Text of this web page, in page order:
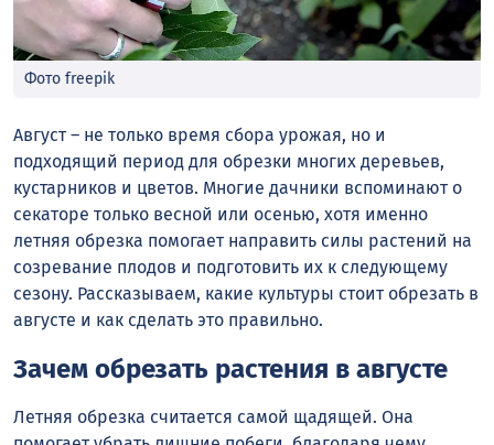
Фото freepik
Август – не только время сбора урожая, но и
подходящий период для обрезки многих деревьев,
кустарников и цветов. Многие дачники вспоминают о
секаторе только весной или осенью, хотя именно
летняя обрезка помогает направить силы растений на
созревание плодов и подготовить их к следующему
сезону. Рассказываем, какие культуры стоит обрезать в
августе и как сделать это правильно.
Зачем обрезать растения в августе
Летняя обрезка считается самой щадящей. Она